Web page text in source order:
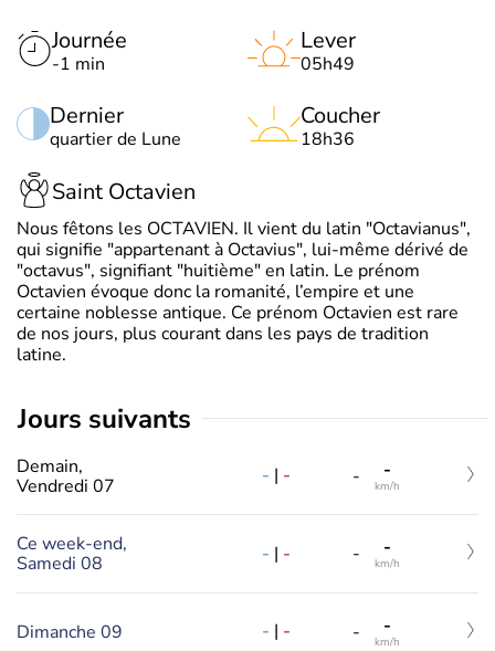
Journée
-1 min
Dernier
quartier de Lune
Lever
05h49
Coucher
18h36
Saint Octavien
Nous fêtons les OCTAVIEN. Il vient du latin "Octavianus",
qui signifie "appartenant à Octavius", lui-même dérivé de
"octavus", signifiant "huitième" en latin. Le prénom
Octavien évoque donc la romanité, l’empire et une
certaine noblesse antique. Ce prénom Octavien est rare
de nos jours, plus courant dans les pays de tradition
latine.
jours suivants
Demain,
Vendredi 07
- | - - -
km/h
Ce week-end,
Samedi 08
- | - - -
km/h
Dimanche 09 - | - - -
km/h